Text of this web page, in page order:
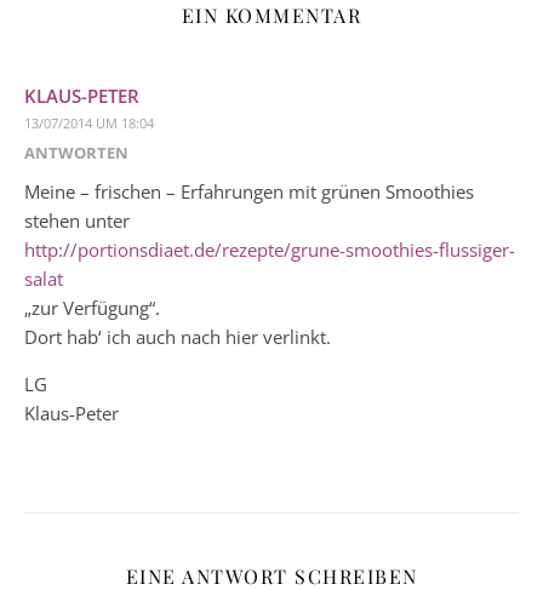
EIN KOMMENTAR
KLAUS-PETER
13/07/2014 UM 18:04
ANTWORTEN
Meine – frischen – Erfahrungen mit grünen Smoothies
stehen unter
http://portionsdiaet.de/rezepte/grune-smoothies-flussiger-
salat
„zur Verfügung“.
Dort hab‘ ich auch nach hier verlinkt.
LG
Klaus-Peter
EINE ANTWORT SCHREIBEN